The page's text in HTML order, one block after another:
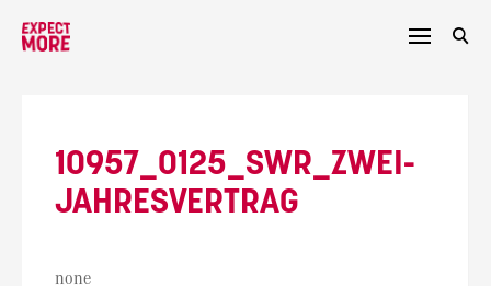
10957_0125_SWR_ZWEI-
JAHRESVERTRAG
none